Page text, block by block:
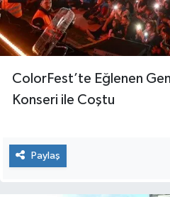
ColorFest’te Eğlenen
Konseri ile Coştu
Paylaş